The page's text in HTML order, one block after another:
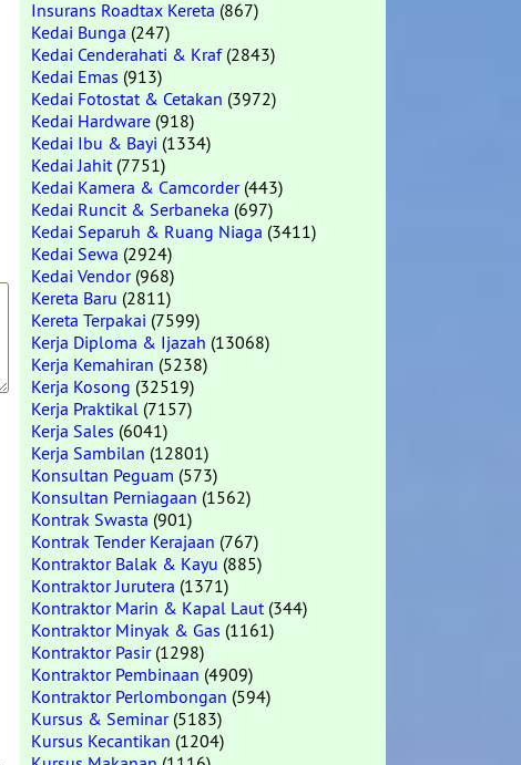
Insurans Roadtax Kereta (867)
Kedai Bunga (247)
Kedai Cenderahati & Kraf(2843)
Kedai Emas (913)
Kedai Fotostat & Cetakan (3972)
Kedai Hardware (918)
Kedai Ibu & Bayi (1334)
Kedai Jahit(7751)
Kedai Kamera & Camcorder(443)
Kedai Runcit & Serbaneka (697)
Kedai Separuh & Ruang Niaga (3411)
Kedai Sewa (2924)
Kedai Vendor(968)
Kereta Baru (2811)
Kereta Terpakai (7599)
Kerja Diploma & Ijazah (13068)
Kerja Kemahiran (5238)
Kerja Kosong (32519)
Kerja Praktikal (7157)
Kerja Sales (6041)
Kerja Sambilan (12801)
Konsultan Peguam (573)
Konsultan Perniagaan (1562)
Kontrak Swasta (901)
Kontrak Tender Kerajaan (767)
Kontraktor Balak & Kayu (885)
Kontraktor Jurutera (1371)
Kontraktor Marin & Kapal Laut(344)
Kontraktor Minyak & Gas (1161)
Kontraktor Pasir(1298)
Kontraktor Pembinaan (4909)
Kontraktor Perlombongan (594)
Kursus & Seminar(5183)
Kursus Kecantikan (1204)